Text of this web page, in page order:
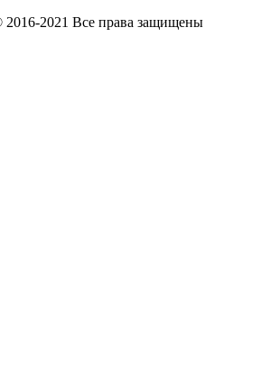
2021 Все права защищены